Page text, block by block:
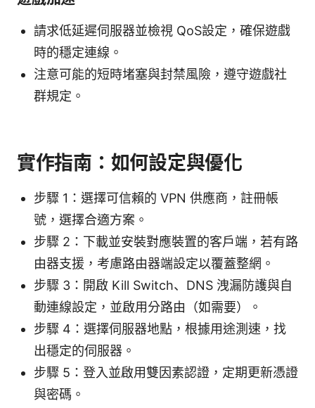
請求低延遲伺服器並檢視 QoS設定，確保遊戲
時的穩定連線。
注意可能的短時堵塞與封禁風險，遵守遊戲社
群規定。
實作指南：如何設定與優化
步驟 1：選擇可信賴的 VPN 供應商，註冊帳
號，選擇合適方案。
步驟 2：下載並安裝對應裝置的客戶端，若有路
由器支援，考慮路由器端設定以覆蓋整網。
步驟 3：開啟 Kill Switch、DNS 洩漏防護與自
動連線設定，並啟用分路由（如需要）。
步驟 4：選擇伺服器地點，根據用途測速，找
出穩定的伺服器。
步驟 5：登入並啟用雙因素認證，定期更新憑證
與密碼。